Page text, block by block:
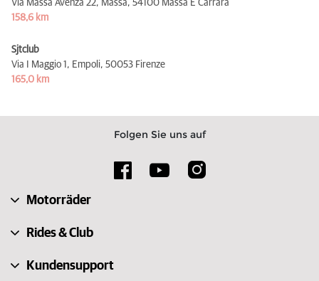
Via Massa Avenza 22, Massa, 54100 Massa E Carrara
158,6 km
Sjtclub
Via I Maggio 1, Empoli, 50053 Firenze
165,0 km
Folgen Sie uns auf
Motorräder
Rides & Club
Kundensupport